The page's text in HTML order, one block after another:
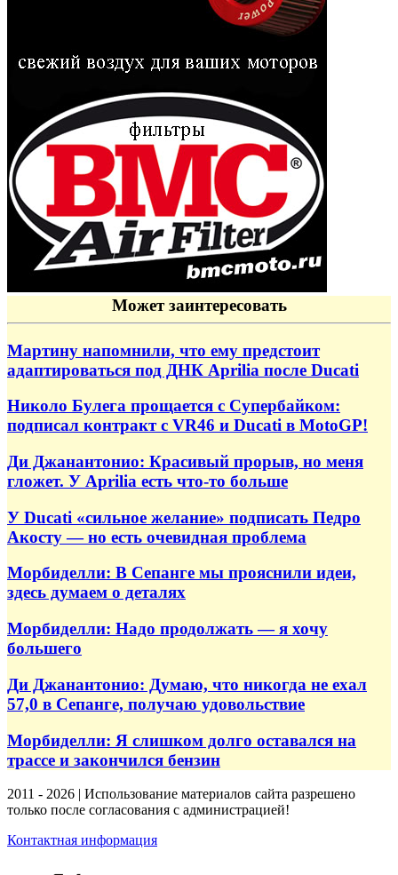
Может заинтересовать
Мартину напомнили, что ему предстоит
адаптироваться под ДНК Aprilia после Ducati
Николо Булега прощается с Супербайком:
подписал контракт с VR46 и Ducati в MotoGP!
Ди Джанантонио: Красивый прорыв, но меня
гложет. У Aprilia есть что-то больше
У Ducati «сильное желание» подписать Педро
Акосту — но есть очевидная проблема
Морбиделли: В Сепанге мы прояснили идеи,
здесь думаем о деталях
Морбиделли: Надо продолжать — я хочу
большего
Ди Джанантонио: Думаю, что никогда не ехал
57,0 в Сепанге, получаю удовольствие
Морбиделли: Я слишком долго оставался на
трассе и закончился бензин
2011 - 2026 | Использование материалов сайта разрешено
только после согласования с администрацией!
Контактная информация